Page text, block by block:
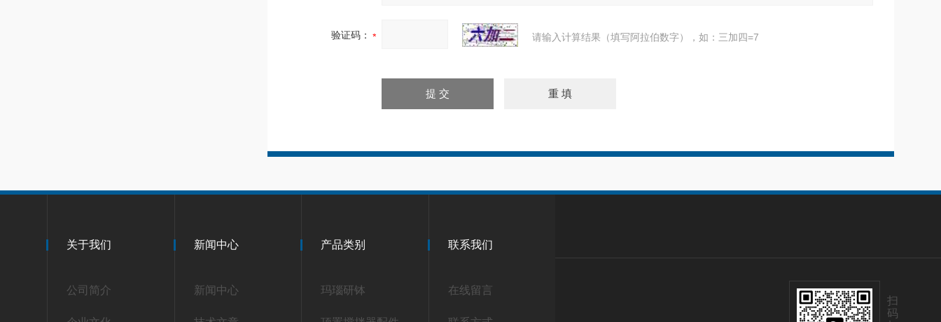
验证码： 请输入计算结果（填写阿拉伯数字），如：三加四=7
关于我们
公司简介
新闻中心
新闻中心
产品类别
玛瑙研钵
联系我们
在线留言
扫
码